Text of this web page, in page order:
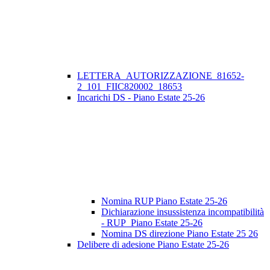
LETTERA_AUTORIZZAZIONE_81652-
2_101_FIIC820002_18653
Incarichi DS - Piano Estate 25-26
Nomina RUP Piano Estate 25-26
Dichiarazione insussistenza incompatibilità
- RUP_Piano Estate 25-26
Nomina DS direzione Piano Estate 25 26
Delibere di adesione Piano Estate 25-26